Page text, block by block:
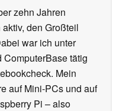
zehn Jahren
den Großteil
war ich unter
ComputerBase tätig
Mein
auf Mini-PCs und auf
Pi – also